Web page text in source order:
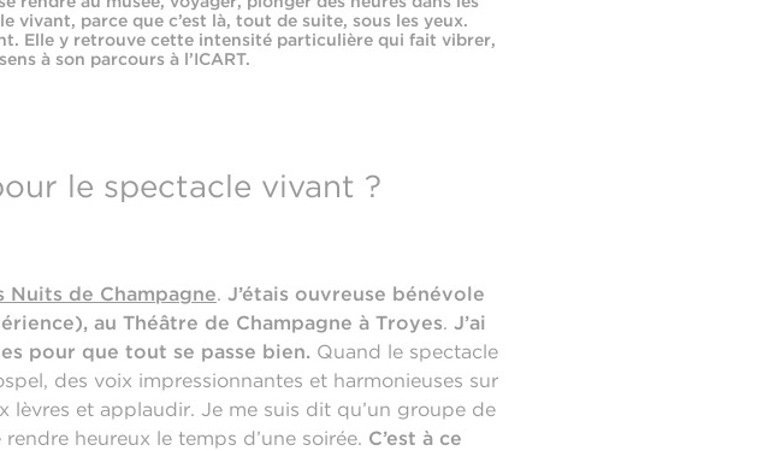
vivant, parce que c’est là, tout de suite, sous les yeux.
Elle y retrouve cette intensité particulière qui fait vibrer,
à son parcours à l’ICART.
le spectacle vivant ?
Nuits de Champagne. J’étais ouvreuse bénévole
au Théâtre de Champagne à Troyes. J’ai
pour que tout se passe bien. Quand le spectacle
des voix impressionnantes et harmonieuses sur
lèvres et applaudir. Je me suis dit qu’un groupe de
heureux le temps d’une soirée. C’est à ce